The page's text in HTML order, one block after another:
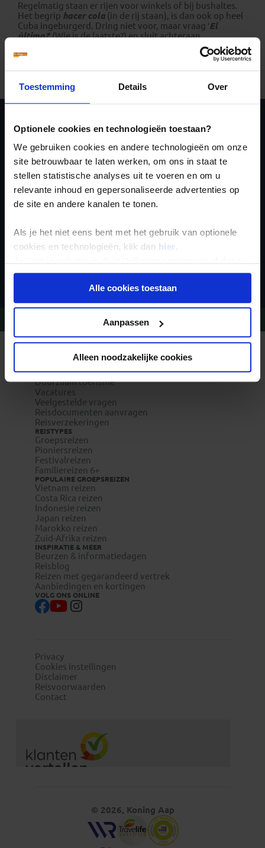
Toestemming Details Over
Optionele cookies en technologieën toestaan?
We gebruiken cookies en andere technologieën om onze
site betrouwbaar te laten werken, om ons in staat te
stellen statistische analyses uit te voeren en om u
relevante inhoud en gepersonaliseerde advertenties op
de site en andere kanalen te tonen.
Als je het niet eens bent met het gebruik van optionele
cookies en technologieën, klik dan hier .
onder aan de pagina op elk gewenst moment voor de
toekomst wijzigen.Alle cookies toestaan
Aanpassen
Alleen noodzakelijke cookies
Regelmatig staan er rijen voor winkels of bij bushaltes.
Het begrip hacer cola (in de rij staan), is dan ook op heel
Cuba ingeburgerd. Dring niet voor, maar vraag ‘El
último?’ (Wie is de laatste?) en sluit achteraan.
Kleding in Cuba:
. Vrouwen
Ja, ik meld me aan
voor de wekelijkse
nieuwsbrief
Inschrijven
Vragen?Bel 09-234 13 11
REIZEN MET KONING AAP
Waarom Koning Aap?
Bestemmingen
Duurzaam toerisme
Vacatures
Veelgestelde vragen
Reisdocumenten aanvragen
Reisverzekeringen
REISTYPES
Groepsreizen
Pioniersreizen
Festivalreizen
Familiereizen 6+
POPULAIRE GROEPSREIZEN
Vietnam reizen
Costa Rica reizen
Indonesie reizen
Japan reizen
Marokko reizen
Zuid-Afrika reizen
INSPIRATIE & MEER
Beurzen & informatiedagen
Reisblog
Reizen met gegarandeerd vertrek
Aanbiedingen en kortingen
VOLG ONS ONLINE
Privacy
Cookies instellingen
Disclaimer
Reisvoorwaarden
Contact
© 2026, Koning Aap